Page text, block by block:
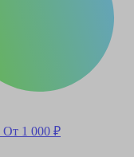
От 1 000 ₽